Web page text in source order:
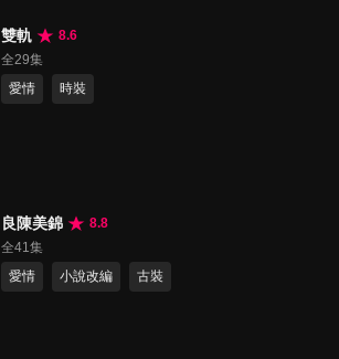
雙軌
8.6
全29集
愛情
時裝
良陳美錦
8.8
全41集
愛情
小說改編 古裝